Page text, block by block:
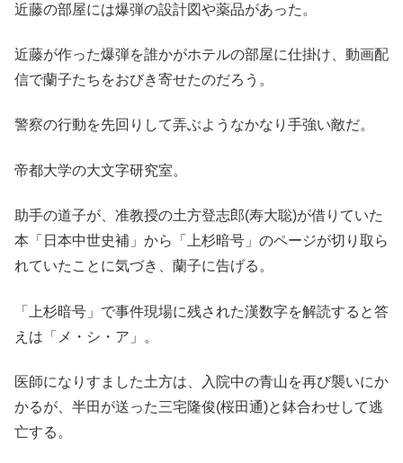
近藤の部屋には爆弾の設計図や薬品があった。
近藤が作った爆弾を誰かがホテルの部屋に仕掛け、動画配
信で蘭子たちをおびき寄せたのだろう。
警察の行動を先回りして弄ぶようなかなり手強い敵だ。
帝都大学の大文字研究室。
助手の道子が、准教授の土方登志郎(寿大聡)が借りていた
本「日本中世史補」から「上杉暗号」のページが切り取ら
れていたことに気づき、蘭子に告げる。
「上杉暗号」で事件現場に残された漢数字を解読すると答
えは「メ・シ・ア」。
医師になりすました土方は、入院中の青山を再び襲いにか
かるが、半田が送った三宅隆俊(桜田通)と鉢合わせして逃
亡する。